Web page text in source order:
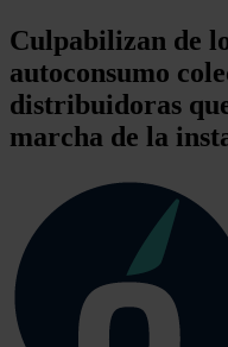
Culpabilizan de
autoconsumo
distribuidoras
marcha de la